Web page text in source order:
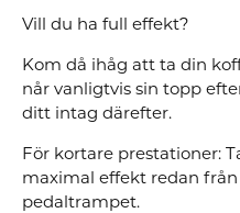
Vill du ha full effekt?
Kom då ihåg att ta din
når vanligtvis sin topp
ditt intag därefter.
För kortare prestationer:
maximal effekt redan
pedaltrampet.